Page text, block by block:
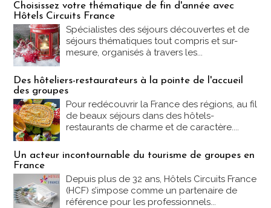
Choisissez votre thématique de fin d'année avec
Hôtels Circuits France
Spécialistes des séjours découvertes et de
séjours thématiques tout compris et sur-
mesure, organisés à travers les...
Des hôteliers-restaurateurs à la pointe de l'accueil
des groupes
Pour redécouvrir la France des régions, au fil
de beaux séjours dans des hôtels-
restaurants de charme et de caractère....
Un acteur incontournable du tourisme de groupes en
France
Depuis plus de 32 ans, Hôtels Circuits France
(HCF) s’impose comme un partenaire de
référence pour les professionnels...